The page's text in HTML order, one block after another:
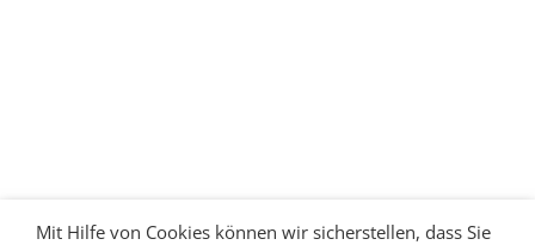
Mit Hilfe von Cookies können wir sicherstellen, dass Sie